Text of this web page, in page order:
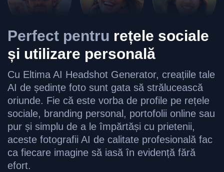
Perfect pentru rețele sociale
și utilizare personală
Cu Eltima AI Headshot Generator, creațiile tale
AI de ședințe foto sunt gata să strălucească
oriunde. Fie că este vorba de profile pe rețele
sociale, branding personal, portofolii online sau
pur și simplu de a le împărtăși cu prietenii,
aceste fotografii AI de calitate profesională fac
ca fiecare imagine să iasă în evidență fără
efort.